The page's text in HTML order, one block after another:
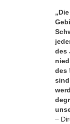
des
des
–